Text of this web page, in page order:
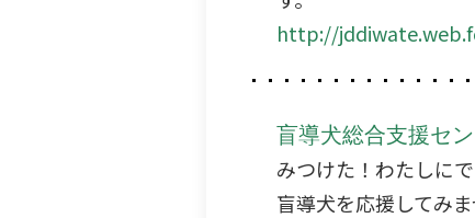
http://
盲導犬総合支援セ
みつけた！わたしに
盲導犬を応援してみ